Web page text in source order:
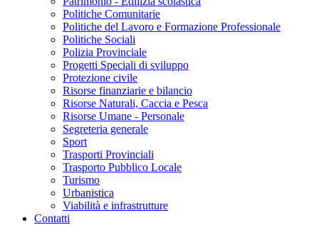
Politiche Comunitarie
Politiche del Lavoro e Formazione Professionale
Politiche Sociali
Polizia Provinciale
Progetti Speciali di sviluppo
Protezione civile
Risorse finanziarie e bilancio
Risorse Naturali, Caccia e Pesca
Risorse Umane - Personale
Segreteria generale
Sport
Trasporti Provinciali
Trasporto Pubblico Locale
Turismo
Urbanistica
Viabilità e infrastrutture
Contatti